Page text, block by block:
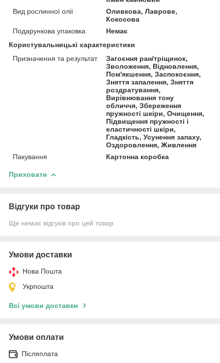
Вид рослинної олії
Оливкова, Лаврове,
Кокосова
Подарункова упаковка
Немає
Користувальницькі характеристики
Призначення та результат
Загоєння ран/тріщинок,
Зволоження, Відновлення,
Пом'якшення, Заспокоєння,
Зняття запалення, Зняття
роздратування,
Вирівнювання тону
обличчя, Збереження
пружності шкіри, Очищення,
Підвищення пружності і
еластичності шкіри,
Гладкість, Усунення запаху,
Оздоровлення, Живлення
Пакування
Картонна коробка
Приховати
Відгуки про товар
Ще немає відгуків про цей товар
Умови доставки
Нова Пошта
Укрпошта
Всі умови доставки
Умови оплати
Післяплата